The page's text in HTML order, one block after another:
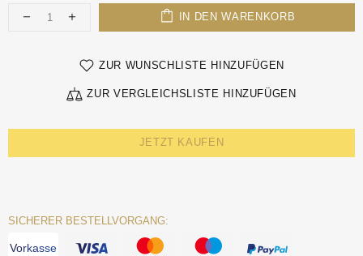
IN DEN WARENKORB
ZUR WUNSCHLISTE HINZUFÜGEN
ZUR VERGLEICHSLISTE HINZUFÜGEN
JETZT KAUFEN
SICHERER BESTELLVORGANG:
Vorkasse